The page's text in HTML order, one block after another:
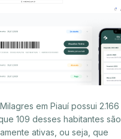
em Piauí possui 2.166
109 desses habitantes são
ativas, ou seja, que